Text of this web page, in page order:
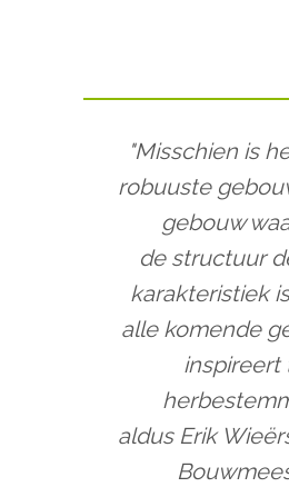
"Misschien is
robuuste
gebouw
de structuur
karakteristiek
alle komende
inspireert
aldus Erik